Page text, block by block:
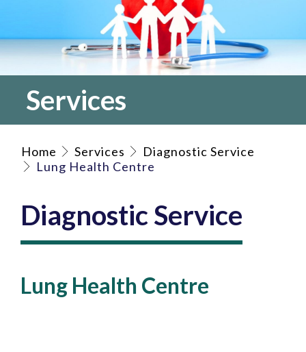
Services
Home Services
Diagnostic Service
Lung Health Centre
Diagnostic Service
Lung Health Centre